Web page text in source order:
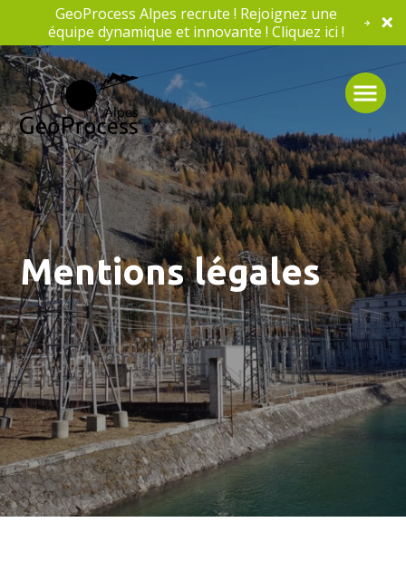
GeoProcess Alpes recrute ! Rejoignez une
équipe dynamique et innovante ! Cliquez ici !
Mentions légales